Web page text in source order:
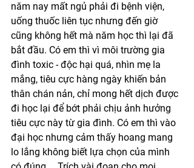
năm nay mất ngủ phải đi bệnh viện,
uống thuốc liên tục nhưng đến giờ
cũng không hết mà năm học thì lại đã
bắt đầu. Có em thì vì môi trường gia
đình toxic - độc hại quá, nhìn mẹ la
mắng, tiêu cực hàng ngày khiến bản
thân chán nản, chỉ mong hết dịch được
đi học lại để bớt phải chịu ảnh hưởng
tiêu cực này từ gia đình. Có em thì vào
đại học nhưng cảm thấy hoang mang
lo lắng không biết lựa chọn của mình